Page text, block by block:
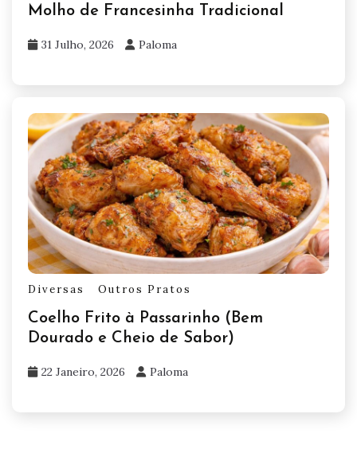
Molho de Francesinha Tradicional
31 Julho, 2026 Paloma
Diversas Outros Pratos
Coelho Frito à Passarinho (Bem
Dourado e Cheio de Sabor)
22 Janeiro, 2026 Paloma